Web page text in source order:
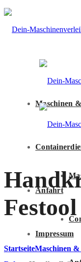
Maschinen
Anfahrt
Impressum
StartseiteMaschinen &